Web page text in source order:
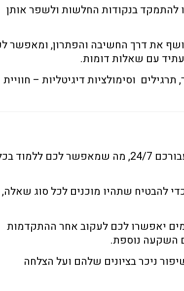
בנקודות החלשות ולשפר אותן
את דרך החשיבה והפתרון, ומאפשר
עם שאלות דומות.
וסימולציות דיגיטליות – חוויית
קצב הלמידה הוא שלכם. התרגול זמין עבורכם 24/7, מה שמאפשר לכם ללמוד
להבטיח שתהיו מוכנים לכל סוג שאלה,
יאפשרו לכם לעקוב אחר ההתקדמות
השקעה נוספת.
ניכר בציונים שלהם ועל הצלחה